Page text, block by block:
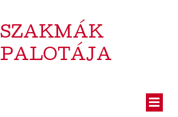
SZAKMÁK
PALOTÁJA